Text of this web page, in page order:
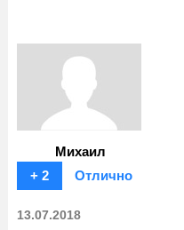
Михаил
+ 2
Отлично
13.07.2018